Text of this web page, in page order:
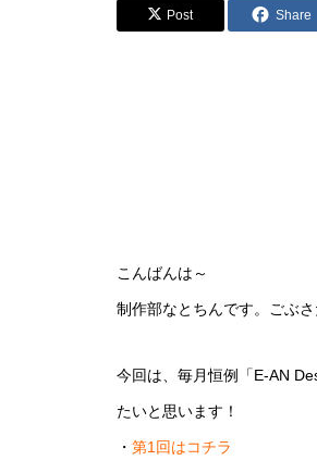
Post Share
こんばんは～
制作部なとちんです。ごぶさ
今回は、毎月恒例「E-AN
たいと思います！
・ 第1回はコチラ